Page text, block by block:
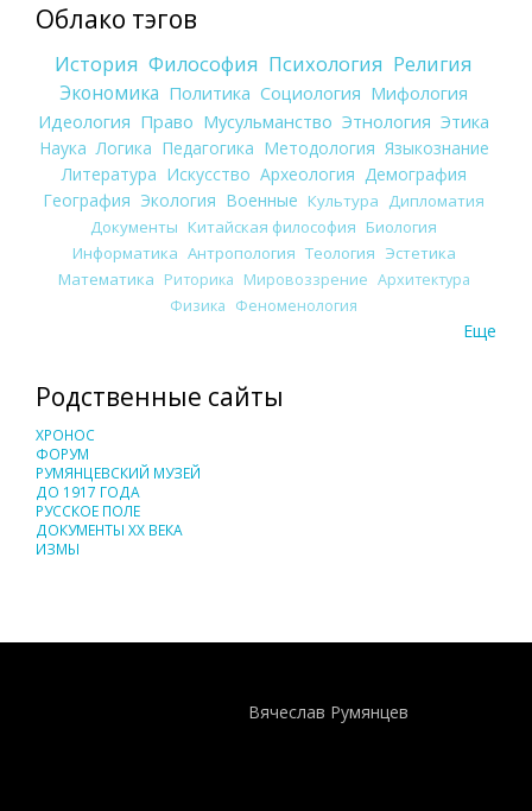
Облако тэгов
История Философия Психология Религия
Экономика Политика Социология Мифология
Идеология Право Мусульманство Этнология Этика
Наука Логика Педагогика Методология Языкознание
Литература Искусство Археология Демография
География Экология Военные Культура
Дипломатия
Документы Китайская философия Биология
Информатика Антропология Теология Эстетика
Математика Риторика Мировоззрение Архитектура
Физика Феноменология
Еще
Родственные сайты
ХРОНОС
ФОРУМ
РУМЯНЦЕВСКИЙ МУЗЕЙ
ДО 1917 ГОДА
РУССКОЕ ПОЛЕ
ДОКУМЕНТЫ XX ВЕКА
ИЗМЫ
Вячеслав Румянцев